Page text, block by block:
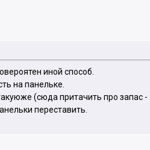
иной способ.
на панельке.
(сюда притачить про запас
переставить.